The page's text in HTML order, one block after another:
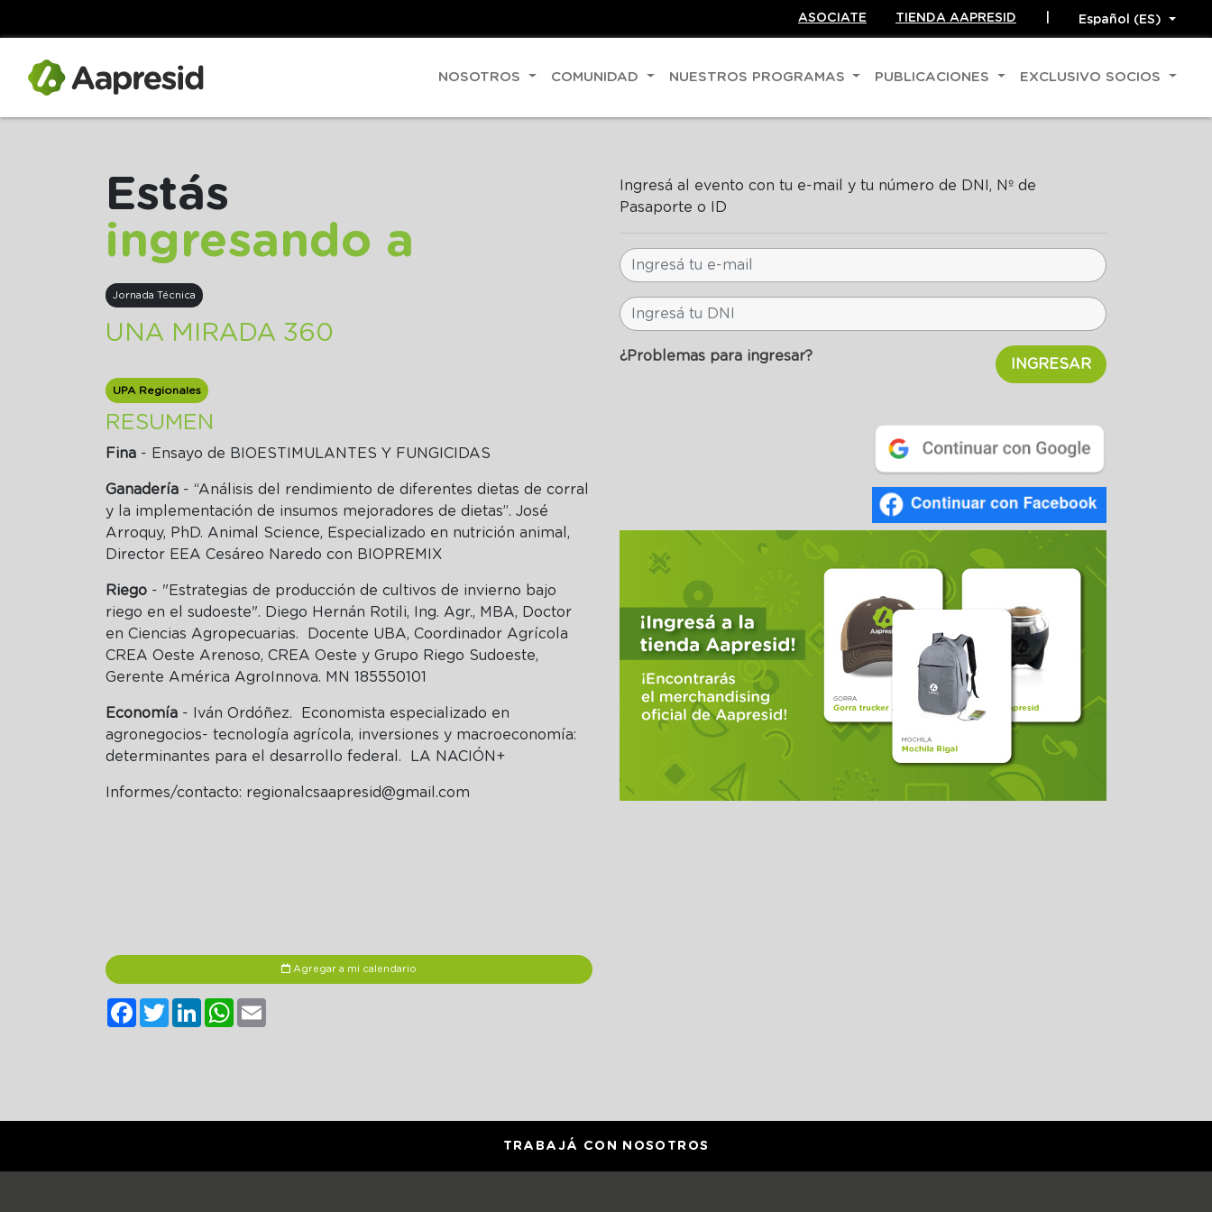
ASOCIATE TIENDA AAPRESID
NOSOTROS COMUNIDAD NUESTROS PROGRAMAS PUBLICACIONES EXCLUSIVO SOCIOS
Estás
ingresando a
Jornada Técnica
UNA MIRADA 360
UPA Regionales
RESUMEN
Fina - Ensayo de BIOESTIMULANTES Y FUNGICIDAS
Ganadería - “Análisis del rendimiento de diferentes dietas de corral
y la implementación de insumos mejoradores de dietas”. José
Arroquy, PhD. Animal Science, Especializado en nutrición animal,
Director EEA Cesáreo Naredo con BIOPREMIX
Riego - "Estrategias de producción de cultivos de invierno bajo
riego en el sudoeste". Diego Hernán Rotili, Ing. Agr., MBA, Doctor
en Ciencias Agropecuarias.
Docente UBA, Coordinador Agrícola
CREA Oeste Arenoso, CREA Oeste y Grupo Riego Sudoeste,
Gerente América AgroInnova. MN 185550101
Economía - Iván Ordóñez. Economista especializado en
agronegocios- tecnología agrícola, inversiones y macroeconomía:
determinantes para el desarrollo federal. LA NACIÓN+
Informes/contacto: regionalcsaapresid@gmail.com
Agregar a mi calendario
Facebook
TwitterLinkedInWhatsApp
Ingresá al evento con tu e-mail y tu número de DNI, Nº de
Pasaporte o ID
INGRESAR
¿Problemas para ingresar?
TRABAJÁ CON NOSOTROS